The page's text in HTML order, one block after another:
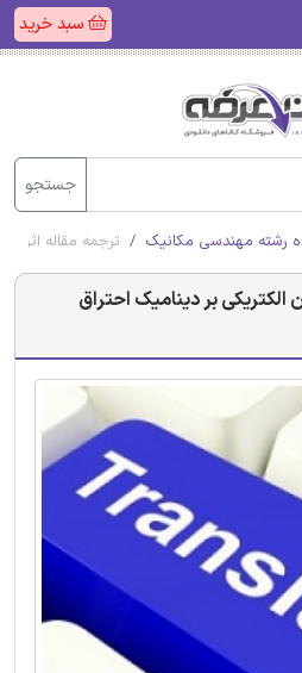
سبد خرید
جستجو
رشته مهندسی مکانیک ترجمه مقاله
الکتریکی بر دینامیک احتراق